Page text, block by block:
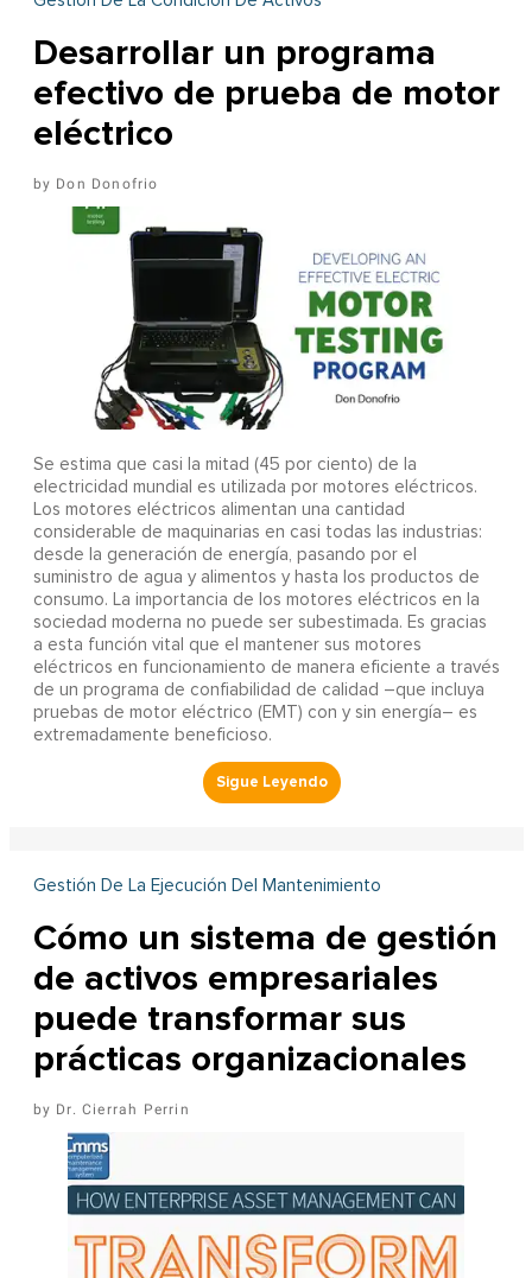
Desarrollar un programa
efectivo de prueba de motor
eléctrico
Don Donofrio
Se estima que casi la mitad (45 por ciento) de la
electricidad mundial es utilizada por motores eléctricos.
Los motores eléctricos alimentan una cantidad
considerable de maquinarias en casi todas las industrias:
desde la generación de energía, pasando por el
suministro de agua y alimentos y hasta los productos de
consumo. La importancia de los motores eléctricos en la
sociedad moderna no puede ser subestimada. Es gracias
a esta función vital que el mantener sus motores
eléctricos en funcionamiento de manera eficiente a través
de un programa de confiabilidad de calidad –que incluya
pruebas de motor eléctrico (EMT) con y sin energía– es
extremadamente beneficioso.
Gestión De La Ejecución Del Mantenimiento
Cómo un sistema de gestión
de activos empresariales
puede transformar sus
prácticas organizacionales
Dr. Cierrah Perrin